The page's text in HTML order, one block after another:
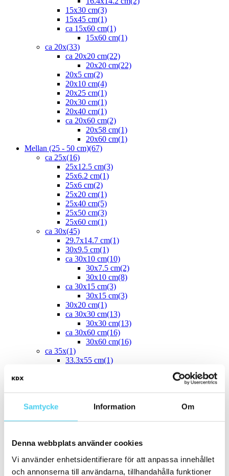
Samtycke Information Om
Denna webbplats använder cookies
Vi använder enhetsidentifierare för att anpassa innehållet
och annonserna till användarna, tillhandahålla funktioner
15x30 cm(3)
15x45 cm(1)
ca 15x60 cm(1)
15x60 cm(1)
ca 20x(33)
ca 20x20 cm(22)
20x20 cm(22)
20x5 cm(2)
20x10 cm(4)
20x25 cm(1)
20x30 cm(1)
20x40 cm(1)
ca 20x60 cm(2)
20x58 cm(1)
20x60 cm(1)
Mellan (25 - 50 cm)(67)
ca 25x(16)
25x12.5 cm(3)
25x6.2 cm(1)
25x6 cm(2)
25x20 cm(1)
25x40 cm(5)
25x50 cm(3)
25x60 cm(1)
ca 30x(45)
29.7x14.7 cm(1)
30x9.5 cm(1)
ca 30x10 cm(10)
30x7.5 cm(2)
30x10 cm(8)
ca 30x15 cm(3)
30x15 cm(3)
30x20 cm(1)
ca 30x30 cm(13)
30x30 cm(13)
ca 30x60 cm(16)
30x60 cm(16)
ca 35x(1)
33.3x55 cm(1)
ca 45x
ca 50x(4)
50x50 cm(1)
ca 60x(24)
ca 60x10 cm(1)